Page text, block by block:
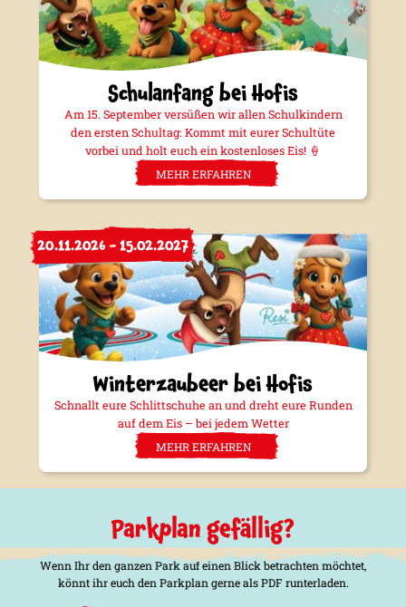
Schulanfang bei Hofis
Am 15. September versüßen wir allen Schulkindern
den ersten Schultag: Kommt mit eurer Schultüte
vorbei und holt euch ein kostenloses Eis! 🍦
MEHR ERFAHREN
20.11.2026 - 15.02.2027
Winterzaubeer bei Hofis
Schnallt eure Schlittschuhe an und dreht eure Runden
auf dem Eis – bei jedem Wetter
MEHR ERFAHREN
Parkplan gefällig?
Wenn Ihr den ganzen Park auf einen Blick betrachten möchtet,
könnt ihr euch den Parkplan gerne als PDF runterladen.